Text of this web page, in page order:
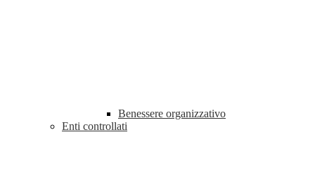
Benessere organizzativo
Enti controllati